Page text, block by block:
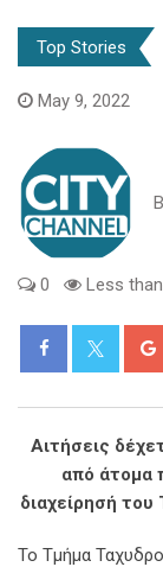
Top Stories
May 9, 2022
0 Less
Αιτήσεις
από άτομα
διαχείρησή
Το Τμήμα